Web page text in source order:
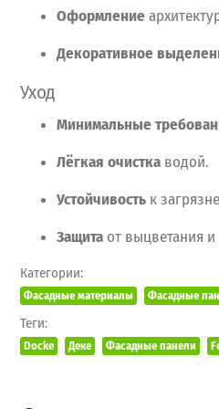
Оформление
Декоративное
Уход
Минимальные
Лёгкая очистка водой.
Устойчивость к
Защита от выцветания и
Категории:
Фасадные материалы Фасадные
Теги:
Docke Деке Фасадные панели